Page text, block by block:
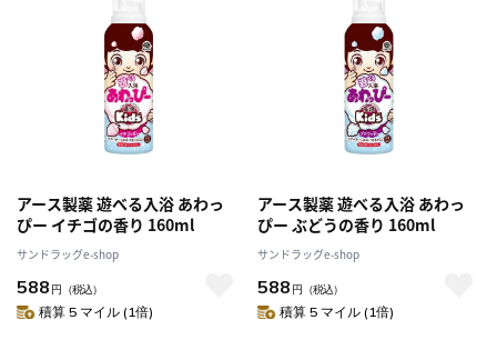
アース製薬 遊べる入浴 あわっ
ぴー イチゴの香り 160ml
サンドラッグe-shop
588 円 （税込）
積算 5 マイル (1倍)
アース製薬 遊べる入浴 あわっ
ぴー ぶどうの香り 160ml
サンドラッグe-shop
588 円 （税込）
積算 5 マイル (1倍)